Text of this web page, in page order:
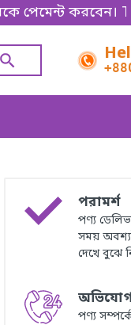
করবেন।
পরামর্শ
পণ্য
সময়
দেখে বুঝে
পণ্য